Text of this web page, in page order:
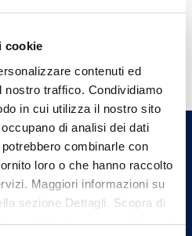
cookie
contenuti ed
nostro traffico. Condividiamo
in cui utilizza il nostro sito
di analisi dei dati
combinarle con
loro o che hanno raccolto
Maggiori informazioni su
sezione Dettagli. Scopra di
contattarci e come trattiamo i
vicina a te e parla con